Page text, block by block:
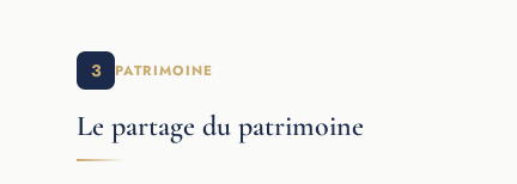
3 PATRIMOINE
Le partage du patrimoine